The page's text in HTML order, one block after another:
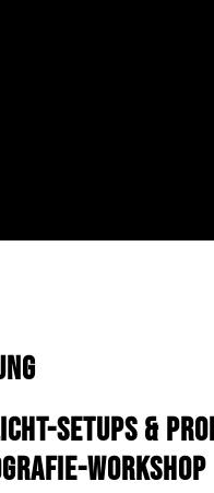
Setups &
Workshop